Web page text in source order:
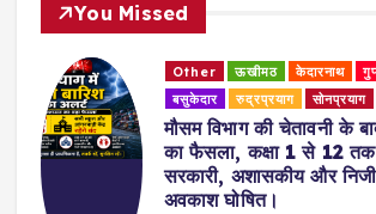
You Missed
Other ऊखीमठ केदारनाथ
बसुकेदार
रुद्रप्रयाग सोनप्रयाग
मौसम विभाग की चेतावनी के
का फैसला, कक्षा 1 से 12
सरकारी, अशासकीय और निजी
अवकाश घोषित।